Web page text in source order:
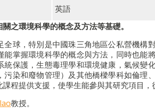
英語
之環境科學的概念及方法等基礎。
全球，特別是中國珠三角地區公私營機構
掌握環境科學的概念與方法，同時也能
保護，生態毒理學和環境健康，氣候變
染和廢物管理）及其他橋樑學科如倫理
程提供支援，使學生能參與其研究項目，
教授。